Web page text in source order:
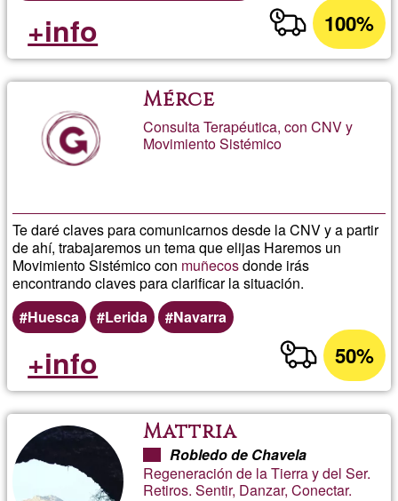
100%
+info
Mérce
Consulta Terapéutica, con CNV y
Movimiento Sistémico
Te daré claves para comunicarnos desde la CNV y a partir
de ahí, trabajaremos un tema que elijas Haremos un
Movimiento Sistémico con muñecosdonde irás
encontrando claves para clarificar la situación.
Huesca
Lerida Navarra
50%
+info
Mattria
Robledo de Chavela
Regeneración de la Tierra y del Ser.
Retiros. Sentir, Danzar, Conectar.